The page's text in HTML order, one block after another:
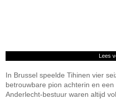
Lees
In Brussel speelde Tihinen vier
betrouwbare pion achterin en
Anderlecht-bestuur waren altijd